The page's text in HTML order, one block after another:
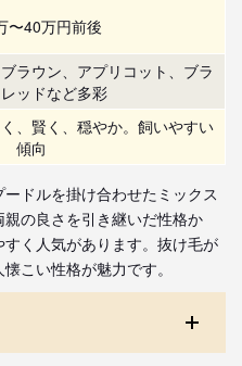
〜40万円前後
ラウン、アプリコット、ブラ
ッドなど多彩
、賢く、穏やか。飼いやすい
傾向
ドルを掛け合わせたミックス
の良さを引き継いだ性格か
く人気があります。抜け毛が
こい性格が魅力です。